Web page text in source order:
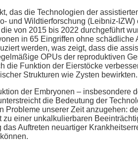
das die Technologien der
und Wildtierforschung (Leibniz-
von 2015 bis 2022 durchgeführt
in 65 Eingriffen ohne
werden, was zeigt, dass die
OPUs der reproduktiven
die Funktion der Eierstöcke
Strukturen wie Zysten bewirkten.
der Embryonen – insbesondere
die Bedeutung der
Probleme unserer Zeit anzugehen:
zu einer unkalkulierbaren
das Auftreten neuartiger